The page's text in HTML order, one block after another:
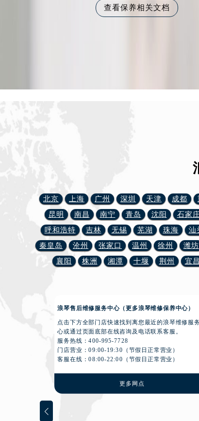
查看保养相关文档
北京 上海 广州 深圳 天津 成都
昆明
南昌 南宁 青岛 沈阳 石家
呼和浩特
吉林 无锡 芜湖 珠海 汕
秦皇岛
沧州 张家口 温州 徐州 潍坊
襄阳
株洲 湘潭 十堰 荆州 宜昌
浪琴售后维修服务中心（更多浪琴维修保养中心）
点击下方全部门店快速找到离您最近的浪琴维修服
心或通过页面底部在线咨询及电话联系客服。
服务热线：400-995-7728
门店营业：09:00-19:30（节假日正常营业）
客服在线：08:00-22:00（节假日正常营业）
更多网点